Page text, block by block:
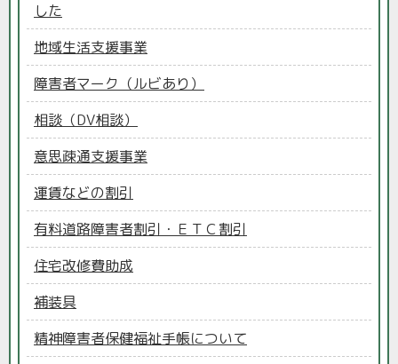
した
地域生活支援事業
障害者マーク（ルビあり）
相談（DV相談）
意思疎通支援事業
運賃などの割引
有料道路障害者割引・ＥＴＣ割引
住宅改修費助成
補装具
精神障害者保健福祉手帳について